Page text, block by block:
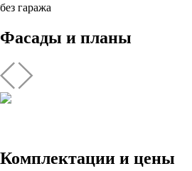
без гаража
Фасады и планы
Комплектации и цены